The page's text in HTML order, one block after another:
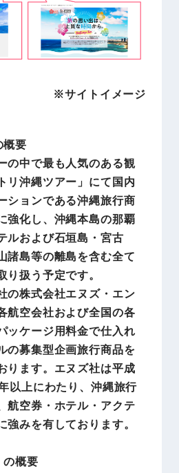
※サイトイメージ
概要
の中で最も人気のある観
リ沖縄ツアー」にて国内
ションである沖縄旅行商
強化し、沖縄本島の那覇
ルおよび石垣島・宮古
諸島等の離島を含む全て
り扱う予定です。
の株式会社エヌズ・エン
航空会社および全国の各
ッケージ用料金で仕入れ
の募集型企画旅行商品を
ります。エヌズ社は平成
以上にわたり、沖縄旅行
航空券・ホテル・アクテ
強みを有しております。
の概要